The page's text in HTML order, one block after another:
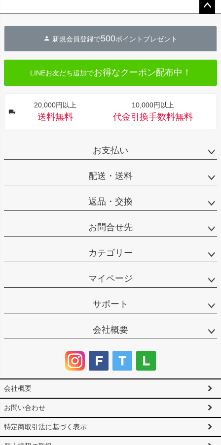
へ
新規会員登録で500ポイントプレゼント
LINEお友だち追加でお得なクーポン配布中！
20,000円以上
送料無料
10,000円以上
代金引換手数料無料
お支払い
配送・送料
返品・交換
お問合せ先
カテゴリー
マイページ
サポート
会社概要
会社概要
お問い合わせ
特定商取引法に基づく表示